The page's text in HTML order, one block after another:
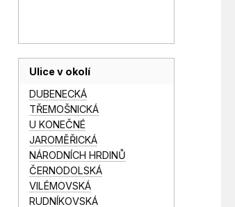
Ulice v okolí
DUBENECKÁ
TŘEMOŠNICKÁ
U KONEČNÉ
JAROMĚŘICKÁ
NÁRODNÍCH HRDINŮ
ČERNODOLSKÁ
VILÉMOVSKÁ
RUDNÍKOVSKÁ